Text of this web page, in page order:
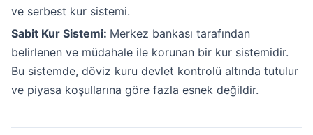
ve serbest kur sistemi.
Sabit Kur Sistemi: Merkez bankası tarafından
belirlenen ve müdahale ile korunan bir kur sistemidir.
Bu sistemde, döviz kuru devlet kontrolü altında tutulur
ve piyasa koşullarına göre fazla esnek değildir.